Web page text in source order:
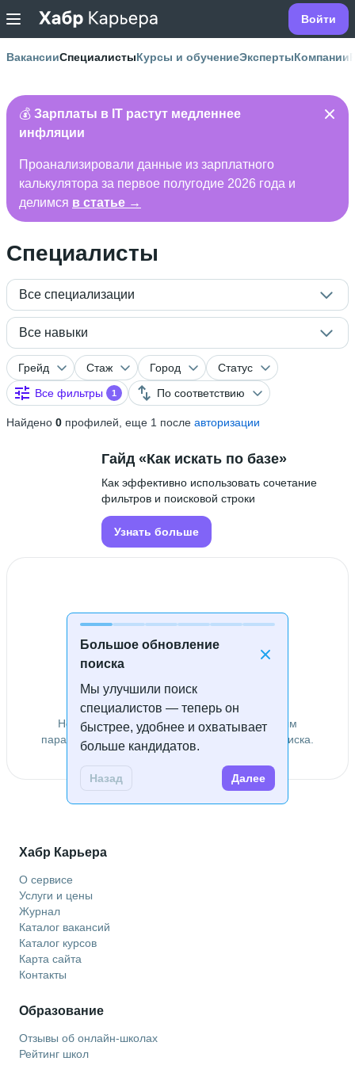
Войти
ВакансииСпециалистыКурсы и обучениеЭкспертыКомпании
💰 Зарплаты в IT растут медленнее
инфляции
Проанализировали данные из зарплатного
калькулятора за первое полугодие 2026 года и
делимся в статье →
Специалисты
Все специализации
Все навыки
Грейд Стаж Город
Статус
Все фильтры
1 По соответствию
Найдено 0 профилей, еще 1 после авторизации
Большое обновление
поиска
Мы улучшили поиск
специалистов — теперь он
быстрее, удобнее и охватывает
больше кандидатов.
Назад Далее
Гайд «Как искать по базе»
Как эффективно использовать сочетание
фильтров и поисковой строки
Узнать больше
Специалисты не найдены
Не удалось найти специалистов по заданным
параметрам. Попробуйте изменить условия поиска.
Хабр Карьера
О сервисе
Услуги и цены
Журнал
Каталог вакансий
Каталог курсов
Карта сайта
Контакты
Образование
Отзывы об онлайн-школах
Рейтинг школ